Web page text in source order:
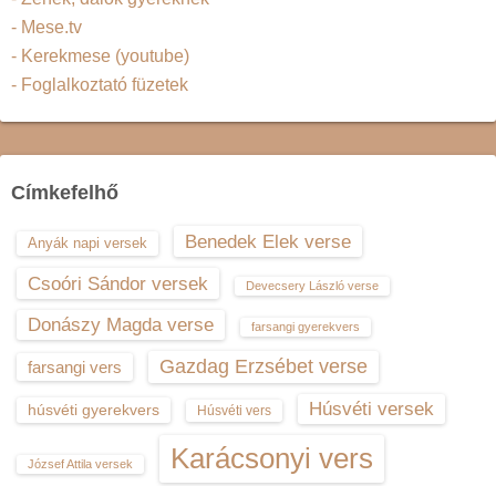
- Mese.tv
- Kerekmese (youtube)
- Foglalkoztató füzetek
Címkefelhő
Anyák napi versek
Benedek Elek verse
Csoóri Sándor versek
Devecsery László verse
Donászy Magda verse farsangi gyerekvers
farsangi vers Gazdag Erzsébet verse
húsvéti gyerekvers Húsvéti vers Húsvéti versek
József Attila versek Karácsonyi vers